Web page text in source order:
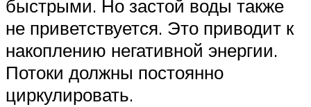
быстрыми. Но застой воды также
не приветствуется. Это приводит к
накоплению негативной энергии.
Потоки должны постоянно
циркулировать.